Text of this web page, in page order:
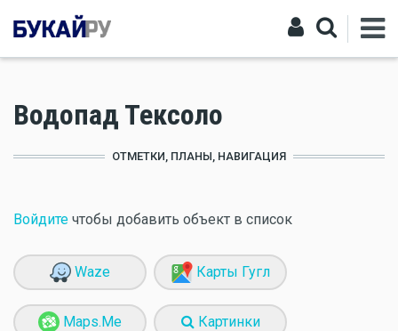
Водопад Тексоло
ОТМЕТКИ, ПЛАНЫ, НАВИГАЦИЯ
Войдите чтобы добавить объект в список
Waze Карты Гугл
Maps.Me Картинки